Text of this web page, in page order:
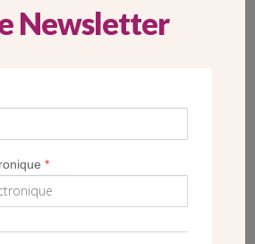
table-ronde, animée par Guillaume
en chef au Figaro.
DE CACHAN FÊTE SES 90
Newsletter
*